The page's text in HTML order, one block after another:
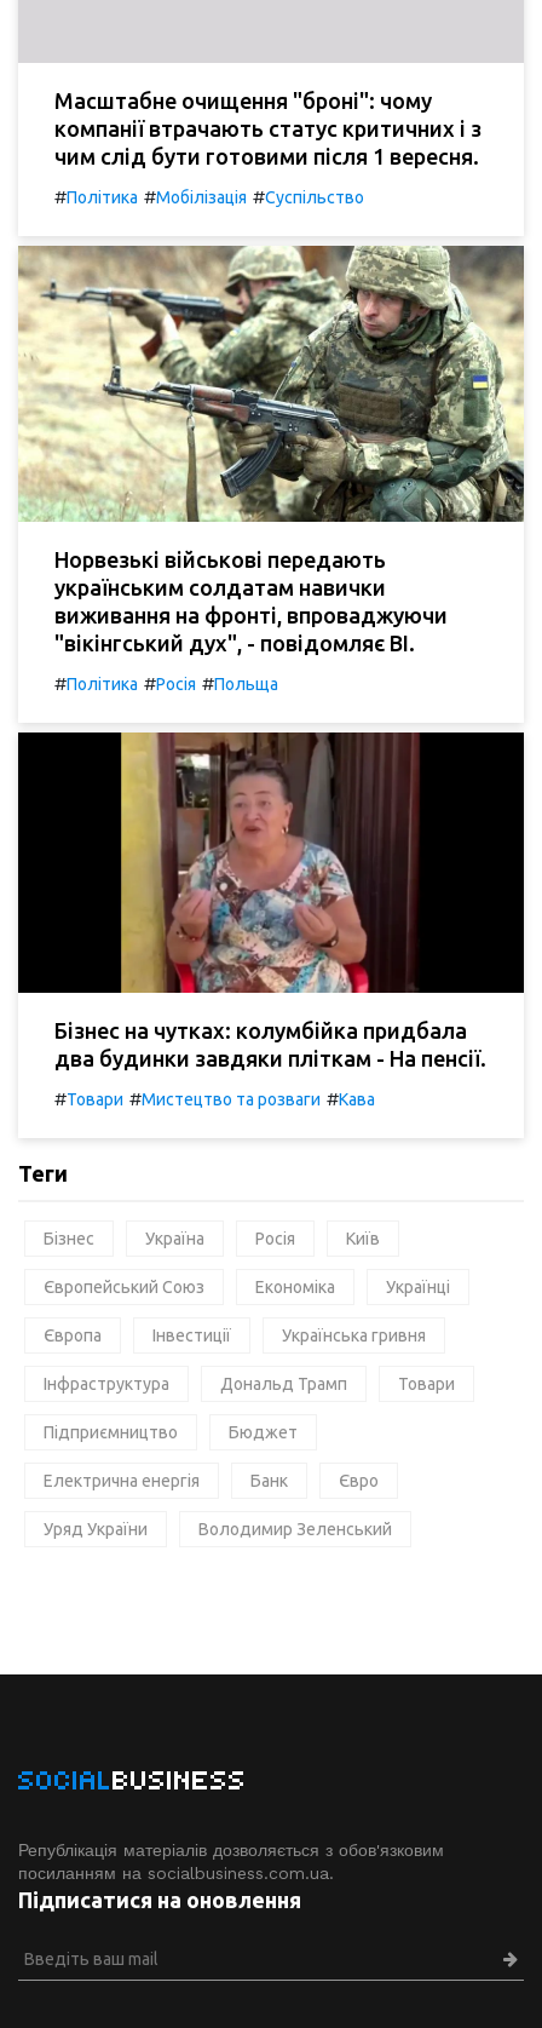
Масштабне очищення "броні": чому
компанії втрачають статус критичних і з
чим слід бути готовими після 1 вересня.
#Політика #Мобілізація #Суспільство
Норвезькі військові передають
українським солдатам навички
виживання на фронті, впроваджуючи
"вікінгський дух", - повідомляє BI.
#Політика #Росія #Польща
Бізнес на чутках: колумбійка придбала
два будинки завдяки пліткам - На пенсії.
#Товари #Мистецтво та розваги #Кава
Теги
Бізнес Україна Росія Київ
Європейський Союз Економіка Українці
Європа Інвестиції Українська гривня
Інфраструктура Дональд Трамп Товари
Підприємництво Бюджет
Електрична енергія Банк Євро
Уряд України Володимир Зеленський
SOCIALBUSINESS
Републікація матеріалів дозволяється з обов'язковим
посиланням на socialbusiness.com.ua.
Підписатися на оновлення